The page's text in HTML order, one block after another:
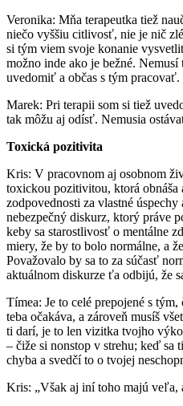
Veronika: Mňa terapeutka tiež
niečo vyššiu citlivosť, nie je nič
si tým viem svoje konanie
možno inde ako je bežné.
uvedomiť a občas s tým pracovať.
Marek: Pri terapii som si tiež
tak môžu aj odísť. Nemusia
Toxická pozitivita
Kris: V pracovnom aj osobnom
toxickou pozitivitou, ktorá obnáša
zodpovednosti za vlastné
nebezpečný diskurz, ktorý práve
keby sa starostlivosť o mentálne
miery, že by to bolo normálne, a
Považovalo by sa to za súčasť
aktuálnom diskurze ťa odbijú, že
Tímea: Je to celé prepojené s
teba očakáva, a zároveň musíš
ti darí, je to len vizitka tvojho
– čiže si nonstop v strehu; keď sa
chyba a svedčí to o tvojej
Kris: „Však aj iní toho majú veľa,